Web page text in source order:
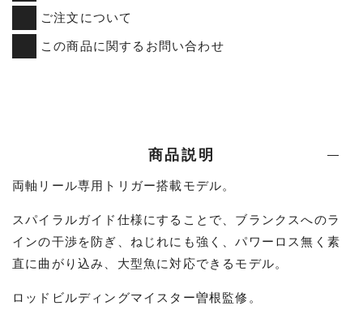
ご注文について
この商品に関するお問い合わせ
商品説明
両軸リール専用トリガー搭載モデル。
スパイラルガイド仕様にすることで、ブランクスへのラ
インの干渉を防ぎ、ねじれにも強く、パワーロス無く素
直に曲がり込み、大型魚に対応できるモデル。
ロッドビルディングマイスター曽根監修。